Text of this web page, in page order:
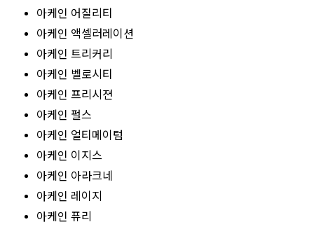
아케인 어질리티
아케인 액셀러레이션
아케인 트리커리
아케인 벨로시티
아케인 프리시젼
아케인 펄스
아케인 얼티메이텀
아케인 이지스
아케인 아라크네
아케인 레이지
아케인 퓨리